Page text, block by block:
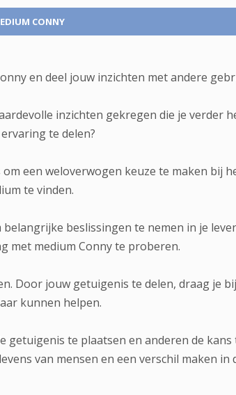
MEDIUM CONNY
en deel jouw inzichten met andere
inzichten gekregen die je verder
te delen?
een weloverwogen keuze te maken bij
te vinden.
beslissingen te nemen in je
met medium Conny te proberen.
Door jouw getuigenis te delen, draag je
kunnen helpen.
getuigenis te plaatsen en anderen de
van mensen en een verschil maken in